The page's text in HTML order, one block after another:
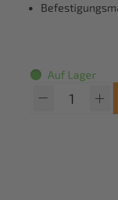
Auf Lager